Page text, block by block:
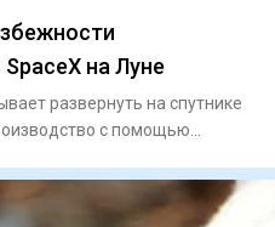
на Луне
развернуть на спутнике
с помощью